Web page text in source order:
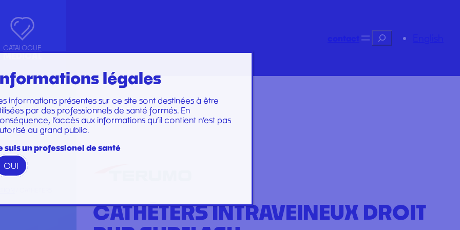
ET EMBOUT
Marques
CATALOGUE
MEDICAL
SET DE PERFUSION
SET DE SOINS
SET DE SUTURE
SOINS ET PANSEMENTS
STÉRILISATION
Marques
Recherche
CATHÉTERS INTRAVEINEUX DROIT
légales
informations présentes sur ce site sont destinées à être
par des professionnels de santé formés. En
l’accès aux informations qu’il contient n’est pas
au grand public.
suis un professionel de santé
OUI